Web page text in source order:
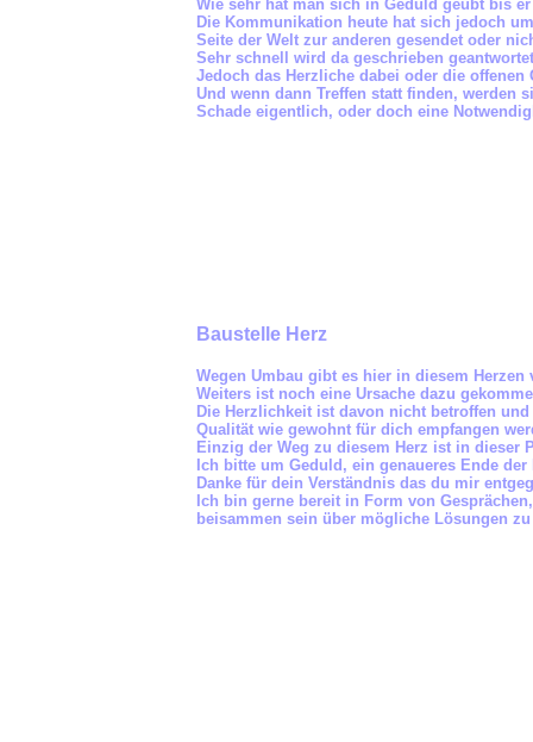
Wie sehr hat man sich in Geduld geübt bis
Die Kommunikation heute hat sich jedoch
Seite der Welt zur anderen gesendet oder
Sehr schnell wird da geschrieben
Jedoch das Herzliche dabei oder die
Und wenn dann Treffen statt finden, werden
Schade eigentlich, oder doch eine
Baustelle Herz
Wegen Umbau gibt es hier in diesem
Weiters ist noch eine Ursache dazu
Die Herzlichkeit ist davon nicht betroffen
Qualität wie gewohnt für dich empfangen
Einzig der Weg zu diesem Herz ist in dieser
Ich bitte um Geduld, ein genaueres Ende
Danke für dein Verständnis das du mir
Ich bin gerne bereit in Form von
beisammen sein über mögliche Lösungen